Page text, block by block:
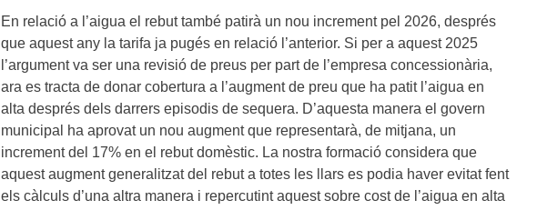
En relació a l’aigua el rebut també patirà un nou increment pel 2026, després
que aquest any la tarifa ja pugés en relació l’anterior. Si per a aquest 2025
l’argument va ser una revisió de preus per part de l’empresa concessionària,
ara es tracta de donar cobertura a l’augment de preu que ha patit l’aigua en
alta després dels darrers episodis de sequera. D’aquesta manera el govern
municipal ha aprovat un nou augment que representarà, de mitjana, un
increment del 17% en el rebut domèstic. La nostra formació considera que
aquest augment generalitzat del rebut a totes les llars es podia haver evitat fent
els càlculs d’una altra manera i repercutint aquest sobre cost de l’aigua en alta